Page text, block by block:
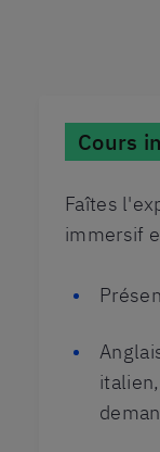
Cours
Faîtes
immersif